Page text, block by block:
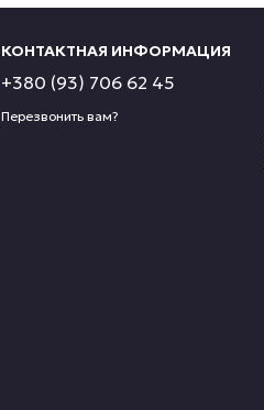
КОНТАКТНАЯ ИНФОРМАЦИЯ
+380 (93) 706 62 45
Перезвонить вам?